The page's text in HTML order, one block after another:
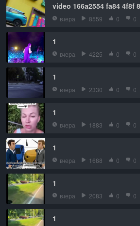
video 166a2554 fa84 4f8f
вчера 8559 0 0
1
вчера 4225 0 0
1
вчера 2330 0 0
1
вчера 1883 0 0
1
вчера 1688 0 0
1
вчера 2083 0 0
1